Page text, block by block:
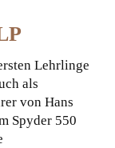
Lehrlinge
als
von Hans
Spyder 550